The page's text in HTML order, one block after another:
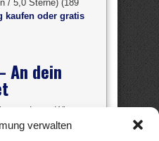
verwalten
/ 5,0 Sterne) (189
kaufen oder gratis
An dein
von Laura Winter